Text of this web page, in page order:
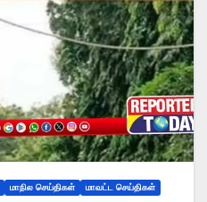
மாநில செய்திகள் மாவட்ட செய்திகள்